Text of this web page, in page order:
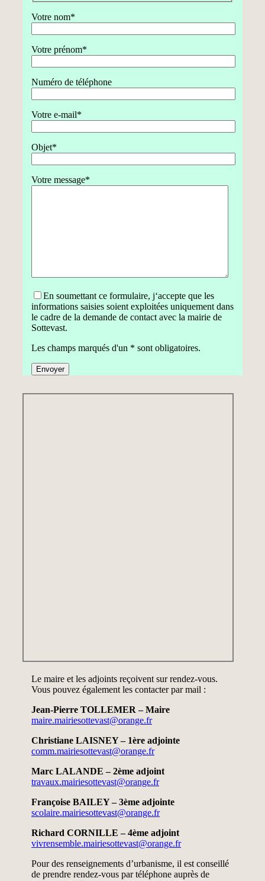
Votre nom*
Votre prénom*
Numéro de téléphone
Votre e-mail*
Objet*
Votre message*
En soumettant ce formulaire, j‘accepte que les
informations saisies soient exploitées uniquement dans
le cadre de la demande de contact avec la mairie de
Sottevast.
Les champs marqués d'un * sont obligatoires.
Le maire et les adjoints reçoivent sur rendez-vous.
Vous pouvez également les contacter par mail :
Jean-Pierre TOLLEMER – Maire
maire.mairiesottevast@orange.fr
Christiane LAISNEY – 1ère adjointe
comm.mairiesottevast@orange.fr
Marc LALANDE – 2ème adjoint
travaux.mairiesottevast@orange.fr
Françoise BAILEY – 3ème adjointe
scolaire.mairiesottevast@orange.fr
Richard CORNILLE – 4ème adjoint
vivrensemble.mairiesottevast@orange.fr
Pour des renseignements d’urbanisme, il est conseillé
de prendre rendez-vous par téléphone auprès de